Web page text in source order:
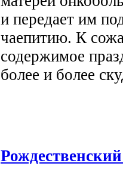
и передает им
чаепитию. К
содержимое
более и более